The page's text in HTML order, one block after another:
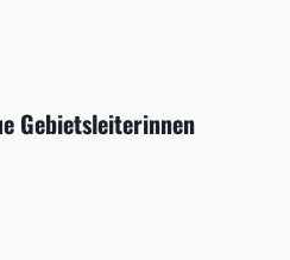
Gebietsleiterinnen